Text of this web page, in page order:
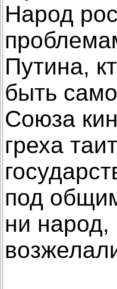
Народ
Путина,
быть
Союза
греха
под
ни народ,